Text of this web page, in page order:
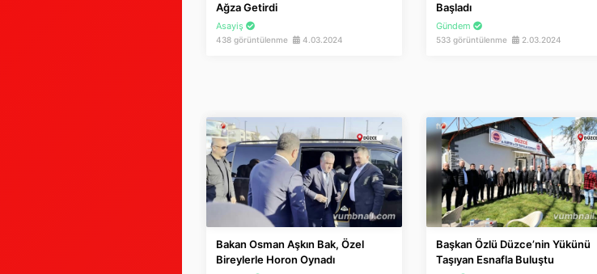
Ağza Getirdi
Asayiş
438 görüntülenme 4.03.2024
Başladı
Gündem
533 görüntülenme 2.03.2024
Bakan Osman Aşkın Bak, Özel
Bireylerle Horon Oynadı
Başkan Özlü Düzce’nin Yükünü
Taşıyan Esnafla Buluştu